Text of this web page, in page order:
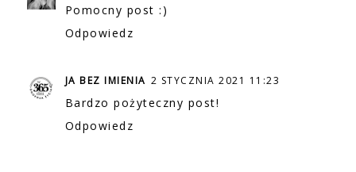
Pomocny post :)
Odpowiedz
JA BEZ IMIENIA 2 STYCZNIA 2021 11:23
Bardzo pożyteczny post!
Odpowiedz